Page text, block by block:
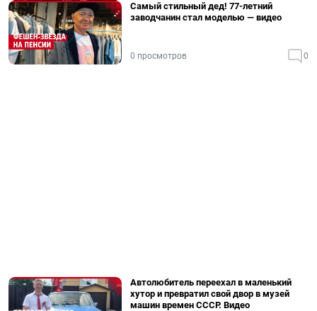
Самый стильный дед! 77-летний
заводчанин стал моделью — видео
0 просмотров 0
Автолюбитель переехал в маленький
хутор и превратил свой двор в музей
машин времен СССР. Видео